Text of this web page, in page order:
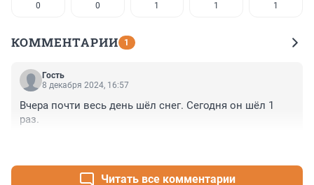
0 0 1 1 1
КОММЕНТАРИИ 1
Гость
8 декабря 2024, 16:57
Вчера почти весь день шёл снег. Сегодня он шёл 1
раз.
Читать все комментарии